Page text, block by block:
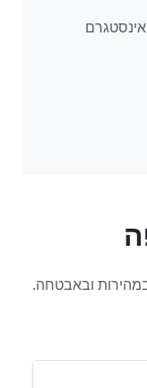
אינסטגרם
ובאבטחה.